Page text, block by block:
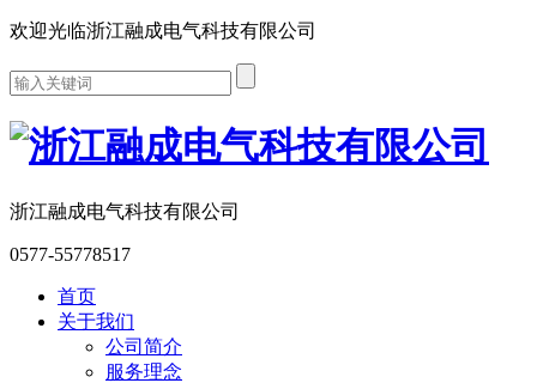
欢迎光临浙江融成电气科技有限公司
浙江融成电气科技有限公司
0577-55778517
首页
关于我们
公司简介
服务理念